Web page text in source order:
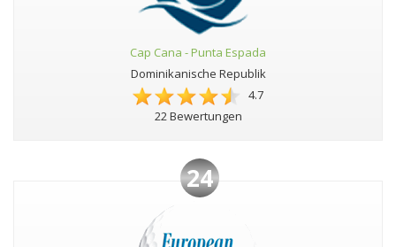
Cap Cana - Punta Espada
Dominikanische Republik
4.7
22 Bewertungen
24